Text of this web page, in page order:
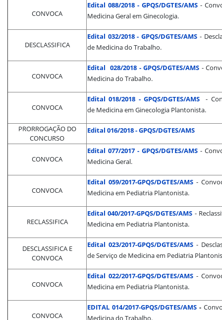
CONVOCA
Edital 088/2018 - GPQS/DGTES/AMS -
Medicina Geral em Ginecologia.
DESCLASSIFICA
Edital 032/2018 - GPQS/DGTES/AMS -
de Medicina do Trabalho.
CONVOCA
Edital 028/2018 - GPQS/DGTES/AMS -
Medicina do Trabalho.
CONVOCA
Edital 018/2018 - GPQS/DGTES/AMS
-
de Medicina em Ginecologia Plantonista.
PRORROGAÇÃO DO
CONCURSO
Edital 016/2018 - GPQS/DGTES/AMS
CONVOCA
Edital 077/2017 - GPQS/DGTES/AMS-
Medicina Geral.
CONVOCA
Edital 059/2017-GPQS/DGTES/AMS -
Medicina em Pediatria Plantonista.
RECLASSIFICA
Edital 040/2017-GPQS/DGTES/AMS -
Medicina em Pediatria Plantonista.
DESCLASSIFICA E
CONVOCA
Edital 023/2017-GPQS/DGTES/AMS -
de Serviço de Medicina em Pediatria
CONVOCA
Edital 022/2017-GPQS/DGTES/AMS -
Medicina em Pediatria Plantonista.
CONVOCA
EDITAL 014/2017-GPQS/DGTES/AMS -
Medicina do Trabalho.